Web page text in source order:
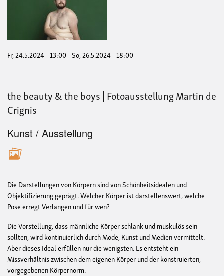
Fr, 24.5.2024 - 13:00-So, 26.5.2024 - 18:00
the beauty & the boys | Fotoausstellung Martin de
Crignis
Kunst / Ausstellung
Die Darstellungen von Körpern sind von Schönheitsidealen und
Objektifizierung geprägt. Welcher Körper ist darstellenswert, welche
Pose erregt Verlangen und für wen?
Die Vorstellung, dass männliche Körper schlank und muskulös sein
sollten, wird kontinuierlich durch Mode, Kunst und Medien vermittelt.
Aber dieses Ideal erfüllen nur die wenigsten. Es entsteht ein
Missverhältnis zwischen dem eigenen Körper und der konstruierten,
vorgegebenen Körpernorm.